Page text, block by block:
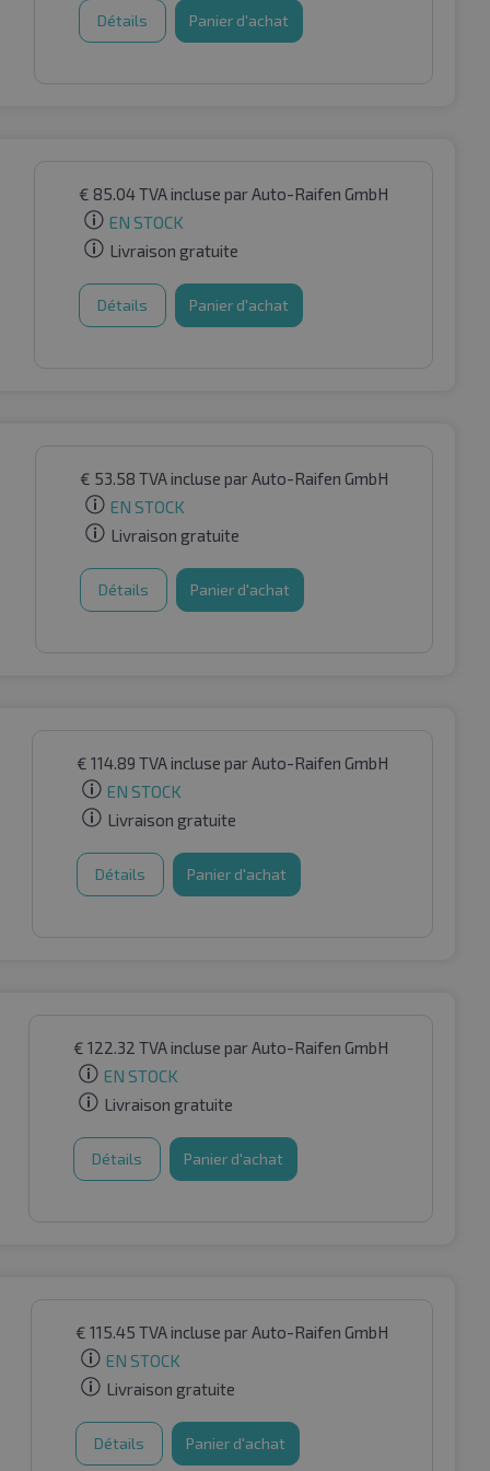
Détails Panier d'achat
€ 85.04TVA incluse par Auto-Raifen GmbH
EN STOCK
Livraison gratuite
Détails Panier d'achat
€ 53.58 TVA incluse par Auto-Raifen GmbH
EN STOCK
Livraison gratuite
Détails Panier d'achat
€ 114.89 TVA incluse par Auto-Raifen GmbH
EN STOCK
Livraison gratuite
Détails Panier d'achat
€ 122.32 TVA incluse par Auto-Raifen GmbH
EN STOCK
Livraison gratuite
Détails Panier d'achat
€ 115.45 TVA incluse par Auto-Raifen GmbH
EN STOCK
Livraison gratuite
Détails Panier d'achat